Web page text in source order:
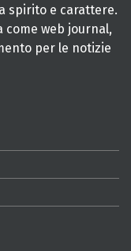
spirito e carattere.
come web journal,
per le notizie